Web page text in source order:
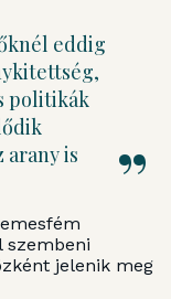
eddig
politikák
arany is
szembeni
jelenik meg